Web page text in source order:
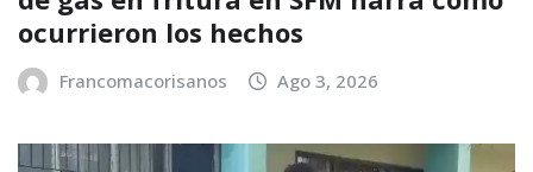
ocurrieron los hechos
Francomacorisanos Ago 3, 2026